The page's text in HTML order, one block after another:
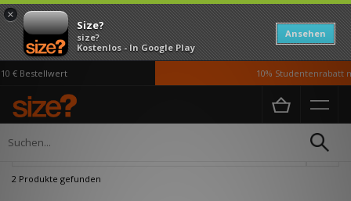
×
Size?
size?
Kostenlos - In Google Play
Ansehen
€ Bestellwert 10% Studentenrabatt
Home Herren
2 Produkte gefunden